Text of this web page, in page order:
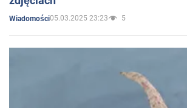
Wiadomości05.03.2025 23:23 5